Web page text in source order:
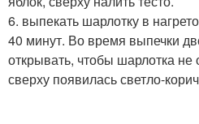
6. выпекать шарлотку в
40 минут. Во время выпечки
открывать, чтобы шарлотка не
сверху появилась светло-